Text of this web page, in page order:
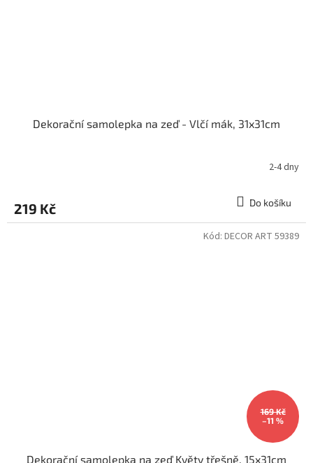
Dekorační samolepka na zeď - Vlčí mák, 31x31cm
2-4 dny
219 Kč Do košíku
169 Kč
–11 %
Dekorační samolepka na zeď Květy třešně, 15x31cm
Kód: DECOR ART 59389